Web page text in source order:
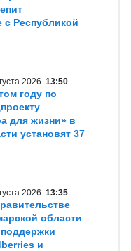
с Республикой
2026 13:50
году по
для жизни» в
установят 37
2026 13:35
области
и